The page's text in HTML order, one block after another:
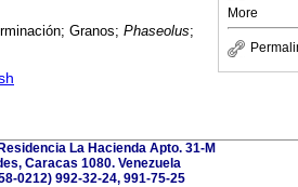
More
Granos; Phaseolus;
La Hacienda Apto. 31-M
Caracas 1080. Venezuela
0212) 992-32-24, 991-75-25